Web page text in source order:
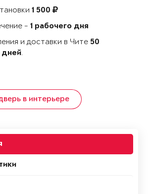
1 500
- 1 рабочего дня
и доставки в Чите 50
дней.
в интерьере